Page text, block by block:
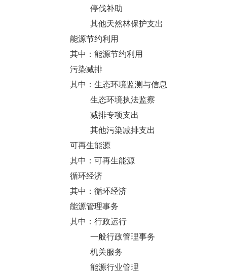
停伐补助
其他天然林保护支出
能源节约利用
其中：能源节约利用
污染减排
其中：生态环境监测与信息
生态环境执法监察
减排专项支出
其他污染减排支出
可再生能源
其中：可再生能源
循环经济
其中：循环经济
能源管理事务
其中：行政运行
一般行政管理事务
机关服务
能源行业管理